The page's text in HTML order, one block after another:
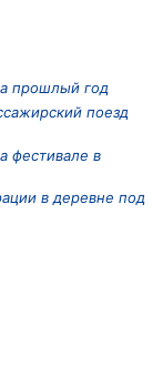
прошлый год
поезд
фестивале в
в деревне под